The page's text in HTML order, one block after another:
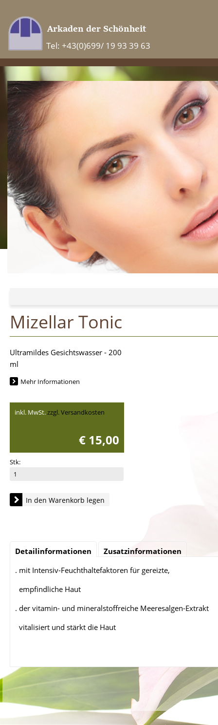
Tel: +43(0)699/ 19 93 39 63
Mizellar Tonic
Ultramildes Gesichtswasser - 200
ml
Mehr Informationen
inkl. MwSt.zzgl. Versandkosten
€ 15,00
Stk:
In den Warenkorb legen
Detailinformationen
Zusatzinformationen
. mit Intensiv-Feuchthaltefaktoren für gereizte,
empfindliche Haut
. der vitamin- und mineralstoffreiche Meeresalgen-Extrakt
vitalisiert und stärkt die Haut